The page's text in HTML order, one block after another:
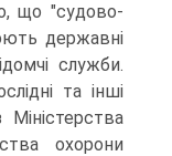
що "судово-
державнi
служби.
та iншi
Мiнiстерства
охорони